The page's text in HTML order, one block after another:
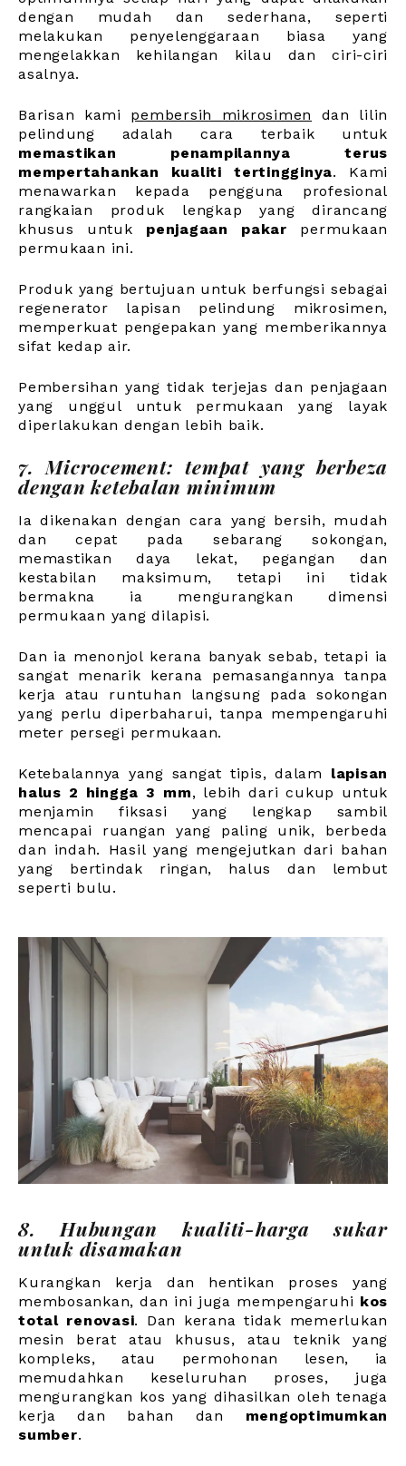
dengan mudah dan sederhana, seperti
melakukan penyelenggaraan biasa yang
mengelakkan kehilangan kilau dan ciri-ciri
asalnya.
Barisan kami pembersih mikrosimen
dan lilin
pelindung adalah cara terbaik untuk
memastikan penampilannya terus
mempertahankan kualiti tertingginya. Kami
menawarkan kepada pengguna profesional
rangkaian produk lengkap yang dirancang
khusus untuk penjagaan pakar permukaan
permukaan ini.
Produk yang bertujuan untuk berfungsi sebagai
regenerator lapisan pelindung mikrosimen,
memperkuat pengepakan yang memberikannya
sifat kedap air.
Pembersihan yang tidak terjejas dan penjagaan
yang unggul untuk permukaan yang layak
diperlakukan dengan lebih baik.
7. Microcement: tempat yang berbeza
dengan ketebalan minimum
Ia dikenakan dengan cara yang bersih, mudah
dan cepat pada sebarang sokongan,
memastikan daya lekat, pegangan dan
kestabilan maksimum, tetapi ini tidak
bermakna ia mengurangkan dimensi
permukaan yang dilapisi.
Dan ia menonjol kerana banyak sebab, tetapi ia
sangat menarik kerana pemasangannya tanpa
kerja atau runtuhan langsung pada sokongan
yang perlu diperbaharui, tanpa mempengaruhi
meter persegi permukaan.
Ketebalannya yang sangat tipis, dalam lapisan
halus 2 hingga 3 mm, lebih dari cukup untuk
menjamin fiksasi yang lengkap sambil
mencapai ruangan yang paling unik, berbeda
dan indah. Hasil yang mengejutkan dari bahan
yang bertindak ringan, halus dan lembut
seperti bulu.
8. Hubungan kualiti-harga sukar
untuk disamakan
Kurangkan kerja dan hentikan proses yang
membosankan, dan ini juga mempengaruhi kos
total renovasi. Dan kerana tidak memerlukan
mesin berat atau khusus, atau teknik yang
kompleks, atau permohonan lesen, ia
memudahkan keseluruhan proses, juga
mengurangkan kos yang dihasilkan oleh tenaga
kerja dan bahan dan mengoptimumkan
sumber.